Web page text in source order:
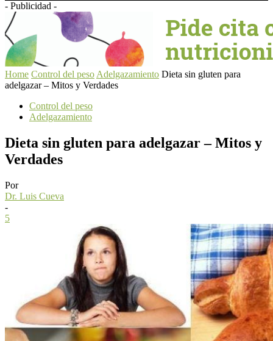
- Publicidad -
Home Control del peso Adelgazamiento Dieta sin gluten para
adelgazar – Mitos y Verdades
Control del peso
Adelgazamiento
Dieta sin gluten para adelgazar – Mitos y
Verdades
Por
Dr. Luis Cueva
-
5